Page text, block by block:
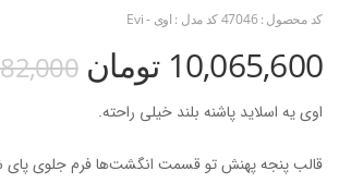
کد محصول : 47046کد مدل : اوی - Evi
10,065,600 تومان
اوی یه اسلاید پاشنه بلند خیلی راحته.
قالب پنجه پهنش تو قسمت انگشت‌ها فرم جلوی